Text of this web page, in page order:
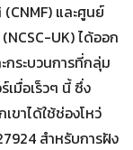
และศูนย์
UK) ได้ออก
กระบวนการที่กลุ่ม
เมื่อเร็วๆ นี้ ซึ่ง
ขาได้ใช้ช่องโหว่
สำหรับการฝัง